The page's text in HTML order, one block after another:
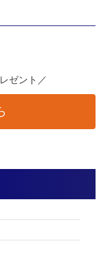
ゼント／